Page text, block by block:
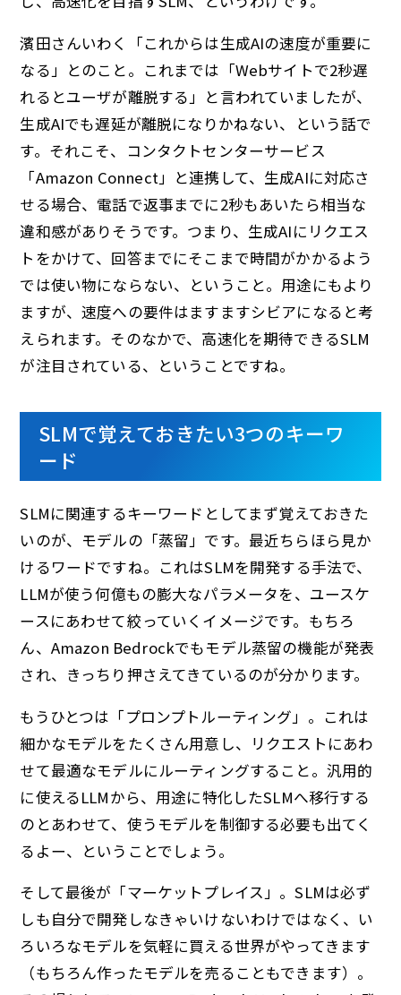
濱田さんいわく「これからは生成AIの速度が重要に
なる」とのこと。これまでは「Webサイトで2秒遅
れるとユーザが離脱する」と言われていましたが、
生成AIでも遅延が離脱になりかねない、という話で
す。それこそ、コンタクトセンターサービス
「Amazon Connect」と連携して、生成AIに対応さ
せる場合、電話で返事までに2秒もあいたら相当な
違和感がありそうです。つまり、生成AIにリクエス
トをかけて、回答までにそこまで時間がかかるよう
では使い物にならない、ということ。用途にもより
ますが、速度への要件はますますシビアになると考
えられます。そのなかで、高速化を期待できるSLM
が注目されている、ということですね。
SLMで覚えておきたい3つのキーワ
ード
SLMに関連するキーワードとしてまず覚えておきた
いのが、モデルの「蒸留」です。最近ちらほら見か
けるワードですね。これはSLMを開発する手法で、
LLMが使う何億もの膨大なパラメータを、ユースケ
ースにあわせて絞っていくイメージです。もちろ
ん、Amazon Bedrockでもモデル蒸留の機能が発表
され、きっちり押さえてきているのが分かります。
もうひとつは「プロンプトルーティング」。これは
細かなモデルをたくさん用意し、リクエストにあわ
せて最適なモデルにルーティングすること。汎用的
に使えるLLMから、用途に特化したSLMへ移行する
のとあわせて、使うモデルを制御する必要も出てく
るよー、ということでしょう。
そして最後が「マーケットプレイス」。SLMは必ず
しも自分で開発しなきゃいけないわけではなく、い
ろいろなモデルを気軽に買える世界がやってきます
（もちろん作ったモデルを売ることもできます）。